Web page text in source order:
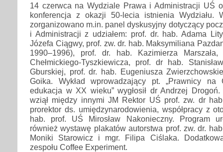
14 czerwca na Wydziale Prawa i Administracji UŚ
konferencja z okazji 50-lecia istnienia Wydziału.
zorganizowano m.in. panel dyskusyjny dotyczący
i Administracji z udziałem: prof. dr. hab. Adama
Józefa Ciągwy, prof. zw. dr. hab. Maksymiliana
1990–1996), prof. dr. hab. Kazimierza
Chełmickiego-Tyszkiewicza, prof. dr hab.
Gburskiej, prof. dr. hab. Eugeniusza
Goika. Wykład wprowadzający pt. „Prawnicy
edukacja w XX wieku” wygłosił dr Andrzej
wziął między innymi JM Rektor UŚ prof. zw. dr
prorektor ds. umiędzynarodowienia, współpracy z
hab. prof. UŚ Mirosław Nakonieczny. Program
również wystawę plakatów autorstwa prof. zw. dr.
Moniki Starowicz i mgr. Filipa Ciślaka.
zespołu Coffee Experiment.